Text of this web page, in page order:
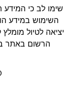
שימו לב כי
השימוש במידע
יציאה לטיול
הרשום באתר